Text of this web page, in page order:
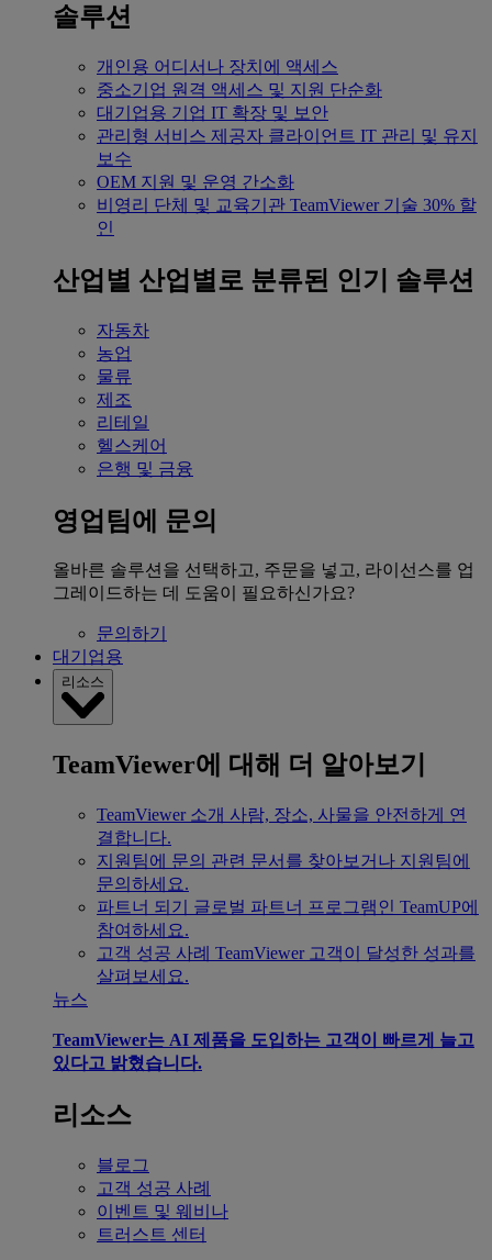
솔루션
개인용 어디서나 장치에 액세스
중소기업 원격 액세스 및 지원 단순화
대기업용 기업 IT 확장 및 보안
관리형 서비스 제공자 클라이언트 IT 관리 및 유지
보수
OEM 지원 및 운영 간소화
비영리 단체 및 교육기관 TeamViewer 기술 30% 할
인
산업별 산업별로 분류된 인기 솔루션
자동차
농업
물류
제조
리테일
헬스케어
은행 및 금융
영업팀에 문의
올바른 솔루션을 선택하고, 주문을 넣고, 라이선스를 업
그레이드하는 데 도움이 필요하신가요?
문의하기
대기업용
리소스
TeamViewer에 대해 더 알아보기
TeamViewer 소개 사람, 장소, 사물을 안전하게 연
결합니다.
지원팀에 문의 관련 문서를 찾아보거나 지원팀에
문의하세요.
파트너 되기
글로벌 파트너 프로그램인 TeamUP에
참여하세요.
고객 성공 사례 TeamViewer 고객이 달성한 성과를
살펴보세요.
뉴스
TeamViewer는 AI 제품을 도입하는 고객이 빠르게 늘고
있다고 밝혔습니다.
리소스
블로그
고객 성공 사례
이벤트 및 웨비나
트러스트 센터